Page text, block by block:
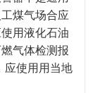
煤气场合应
用液化石油
气体检测报
应使用用当地